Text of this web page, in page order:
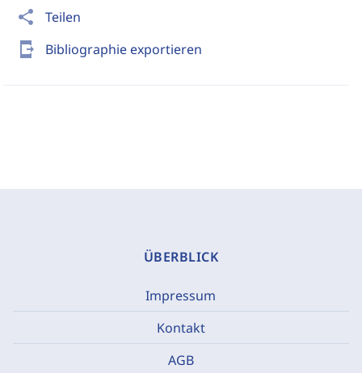
share Teilen
send_to_mobile Bibliographie exportieren
ÜBERBLICK
Impressum
Kontakt
AGB